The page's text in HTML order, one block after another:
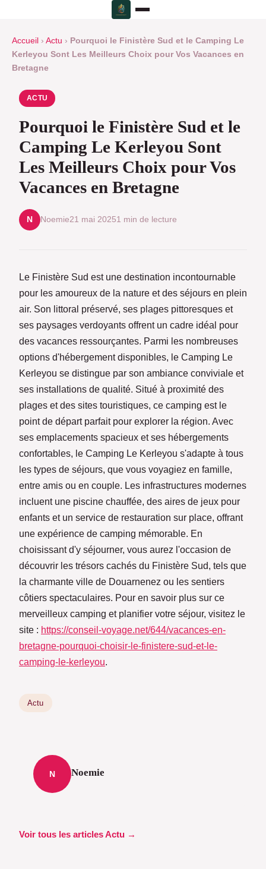
Accueil › Actu › Pourquoi le Finistère Sud et le Camping Le
Kerleyou Sont Les Meilleurs Choix pour Vos Vacances en
Bretagne
ACTU
Pourquoi le Finistère Sud et le
Camping Le Kerleyou Sont
Les Meilleurs Choix pour Vos
Vacances en Bretagne
N Noemie21 mai 20251 min de lecture
Le Finistère Sud est une destination incontournable
pour les amoureux de la nature et des séjours en plein
air. Son littoral préservé, ses plages pittoresques et
ses paysages verdoyants offrent un cadre idéal pour
des vacances ressourçantes. Parmi les nombreuses
options d'hébergement disponibles, le Camping Le
Kerleyou se distingue par son ambiance conviviale et
ses installations de qualité. Situé à proximité des
plages et des sites touristiques, ce camping est le
point de départ parfait pour explorer la région. Avec
ses emplacements spacieux et ses hébergements
confortables, le Camping Le Kerleyou s'adapte à tous
les types de séjours, que vous voyagiez en famille,
entre amis ou en couple. Les infrastructures modernes
incluent une piscine chauffée, des aires de jeux pour
enfants et un service de restauration sur place, offrant
une expérience de camping mémorable. En
choisissant d'y séjourner, vous aurez l'occasion de
découvrir les trésors cachés du Finistère Sud, tels que
la charmante ville de Douarnenez ou les sentiers
côtiers spectaculaires. Pour en savoir plus sur ce
merveilleux camping et planifier votre séjour, visitez le
site : https://conseil-voyage.net/644/vacances-en-
bretagne-pourquoi-choisir-le-finistere-sud-et-le-
camping-le-kerleyou.
Actu
N Noemie
Voir tous les articles Actu →